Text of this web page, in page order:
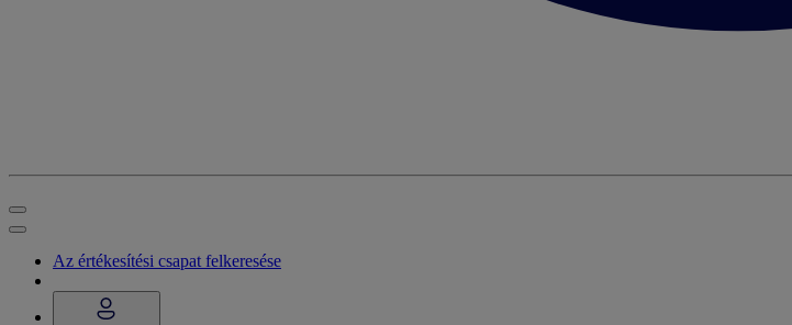
Az értékesítési csapat felkeresése